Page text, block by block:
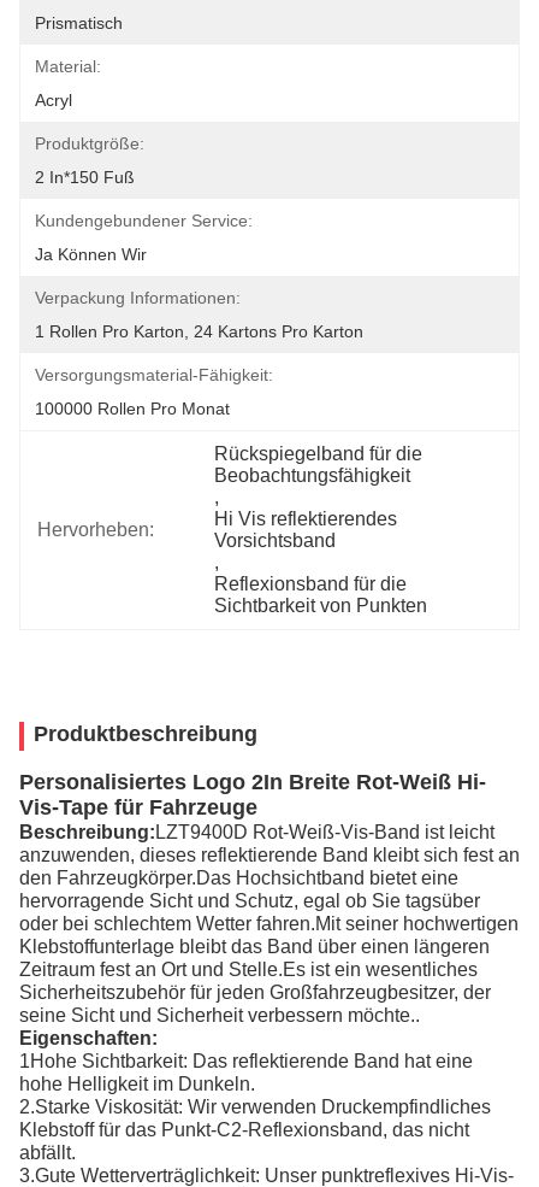
Prismatisch
Material:
Acryl
Produktgröße:
2 In*150 Fuß
Kundengebundener Service:
Ja Können Wir
Verpackung Informationen:
1 Rollen Pro Karton, 24 Kartons Pro Karton
Versorgungsmaterial-Fähigkeit:
100000 Rollen Pro Monat
Hervorheben:
Rückspiegelband für die
Beobachtungsfähigkeit
,
Hi Vis reflektierendes
Vorsichtsband
,
Reflexionsband für die
Sichtbarkeit von Punkten
Produktbeschreibung
Personalisiertes Logo 2In Breite Rot-Weiß Hi-
Vis-Tape für Fahrzeuge
Beschreibung: LZT9400D Rot-Weiß-Vis-Band ist leicht
anzuwenden, dieses reflektierende Band kleibt sich fest an
den Fahrzeugkörper.Das Hochsichtband bietet eine
hervorragende Sicht und Schutz, egal ob Sie tagsüber
oder bei schlechtem Wetter fahren.Mit seiner hochwertigen
Klebstoffunterlage bleibt das Band über einen längeren
Zeitraum fest an Ort und Stelle.Es ist ein wesentliches
Sicherheitszubehör für jeden Großfahrzeugbesitzer, der
seine Sicht und Sicherheit verbessern möchte..
Eigenschaften:
1Hohe Sichtbarkeit: Das reflektierende Band hat eine
hohe Helligkeit im Dunkeln.
2.Starke Viskosität: Wir verwenden Druckempfindliches
Klebstoff für das Punkt-C2-Reflexionsband, das nicht
abfällt.
3.Gute Wetterverträglichkeit: Unser punktreflexives Hi-Vis-